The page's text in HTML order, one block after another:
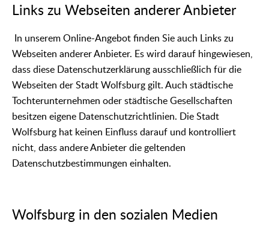
Links zu Webseiten anderer Anbieter
In unserem Online-Angebot finden Sie auch Links zu
Webseiten anderer Anbieter. Es wird darauf hingewiesen,
dass diese Datenschutzerklärung ausschließlich für die
Webseiten der Stadt Wolfsburg gilt. Auch städtische
Tochterunternehmen oder städtische Gesellschaften
besitzen eigene Datenschutzrichtlinien. Die Stadt
Wolfsburg hat keinen Einfluss darauf und kontrolliert
nicht, dass andere Anbieter die geltenden
Datenschutzbestimmungen einhalten.
Wolfsburg in den sozialen Medien